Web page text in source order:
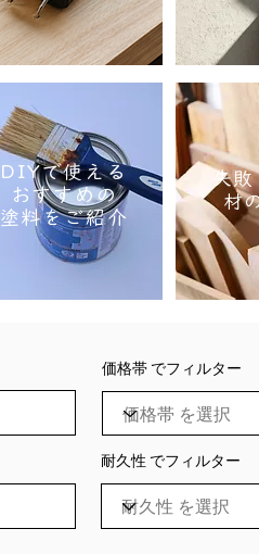
DIYで使える
おすすめの
塗料をご紹介
失
材
価格帯 でフィルター
耐久性 でフィルター